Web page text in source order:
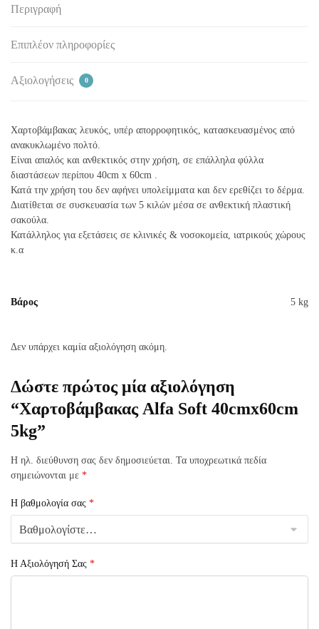
Περιγραφή
Επιπλέον πληροφορίες
Αξιολογήσεις 0
Χαρτοβάμβακας λευκός, υπέρ απορροφητικός, κατασκευασμένος από
ανακυκλωμένο πολτό.
Είναι απαλός και ανθεκτικός στην χρήση, σε επάλληλα φύλλα
διαστάσεων περίπου 40cm x 60cm .
Κατά την χρήση τoυ δεν αφήνει υπολείμματα και δεν ερεθίζει το δέρμα.
Διατίθεται σε συσκευασία των 5 κιλών μέσα σε ανθεκτική πλαστική
σακούλα.
Κατάλληλος για εξετάσεις σε κλινικές & νοσοκομεία, ιατρικούς χώρους
κ.α
Βάρος 5 kg
Δεν υπάρχει καμία αξιολόγηση ακόμη.
Δώστε πρώτος μία αξιολόγηση
“Χαρτοβάμβακας Alfa Soft 40cmx60cm
5kg”
Η ηλ. διεύθυνση σας δεν δημοσιεύεται. Τα υποχρεωτικά πεδία
σημειώνονται με *
Η βαθμολογία σας *
Η Αξιολόγησή Σας *